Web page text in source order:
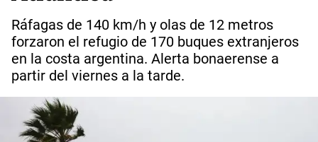
Ráfagas de 140 km/h y olas de 12 metros
forzaron el refugio de 170 buques extranjeros
en la costa argentina. Alerta bonaerense a
partir del viernes a la tarde.